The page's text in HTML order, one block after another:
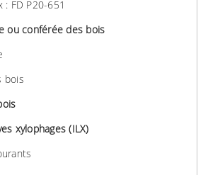
: FD P20-651
ou conférée des bois
bois
xylophages (ILX)